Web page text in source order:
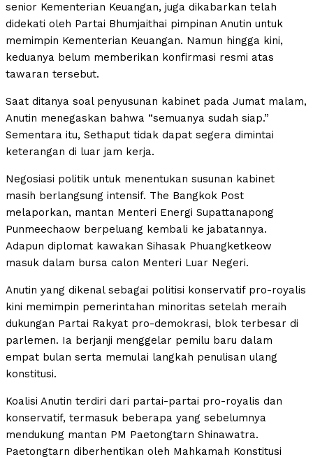
senior Kementerian Keuangan, juga dikabarkan telah
didekati oleh Partai Bhumjaithai pimpinan Anutin untuk
memimpin Kementerian Keuangan. Namun hingga kini,
keduanya belum memberikan konfirmasi resmi atas
tawaran tersebut.
Saat ditanya soal penyusunan kabinet pada Jumat malam,
Anutin menegaskan bahwa “semuanya sudah siap.”
Sementara itu, Sethaput tidak dapat segera dimintai
keterangan di luar jam kerja.
Negosiasi politik untuk menentukan susunan kabinet
masih berlangsung intensif. The Bangkok Post
melaporkan, mantan Menteri Energi Supattanapong
Punmeechaow berpeluang kembali ke jabatannya.
Adapun diplomat kawakan Sihasak Phuangketkeow
masuk dalam bursa calon Menteri Luar Negeri.
Anutin yang dikenal sebagai politisi konservatif pro-royalis
kini memimpin pemerintahan minoritas setelah meraih
dukungan Partai Rakyat pro-demokrasi, blok terbesar di
parlemen. Ia berjanji menggelar pemilu baru dalam
empat bulan serta memulai langkah penulisan ulang
konstitusi.
Koalisi Anutin terdiri dari partai-partai pro-royalis dan
konservatif, termasuk beberapa yang sebelumnya
mendukung mantan PM Paetongtarn Shinawatra.
Paetongtarn diberhentikan oleh Mahkamah Konstitusi